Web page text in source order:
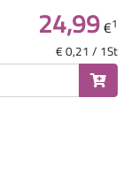
24,99€1
€ 0,21 / 1St